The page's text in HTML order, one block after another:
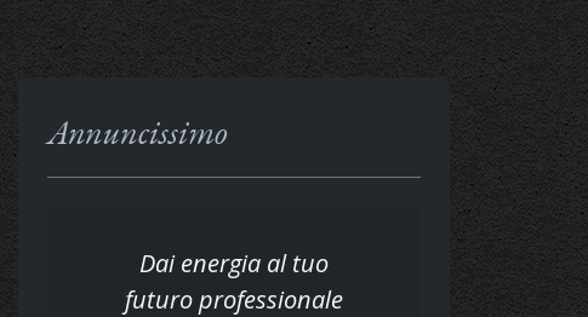
Annuncissimo
Dai energia al tuo
futuro professionale